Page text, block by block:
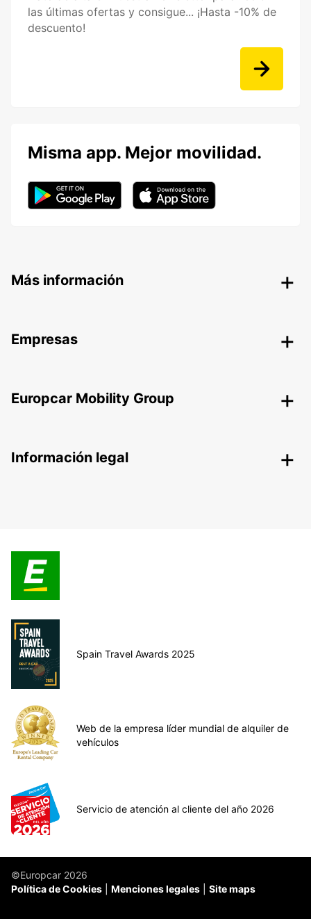
las últimas ofertas y consigue... ¡Hasta -10% de
descuento!
Misma app. Mejor movilidad.
Más información
Empresas
Europcar Mobility Group
Información legal
Spain Travel Awards 2025
Web de la empresa líder mundial de alquiler de
vehículos
Servicio de atención al cliente del año 2026
©Europcar 2026
Política de Cookies
Menciones legales Site maps